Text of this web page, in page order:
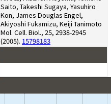
Saito, Takeshi Sugaya, Yasuhiro
Kon, James Douglas Engel,
Akiyoshi Fukamizu, Keiji Tanimoto
Mol. Cell. Biol., 25, 2938-2945
(2005). 15798183